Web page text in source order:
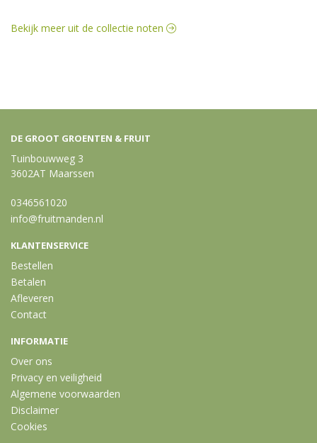
Bekijk meer uit de collectie noten
DE GROOT GROENTEN & FRUIT
Tuinbouwweg 3
3602AT Maarssen
0346561020
info@fruitmanden.nl
KLANTENSERVICE
Bestellen
Betalen
Afleveren
Contact
INFORMATIE
Over ons
Privacy en veiligheid
Algemene voorwaarden
Disclaimer
Cookies